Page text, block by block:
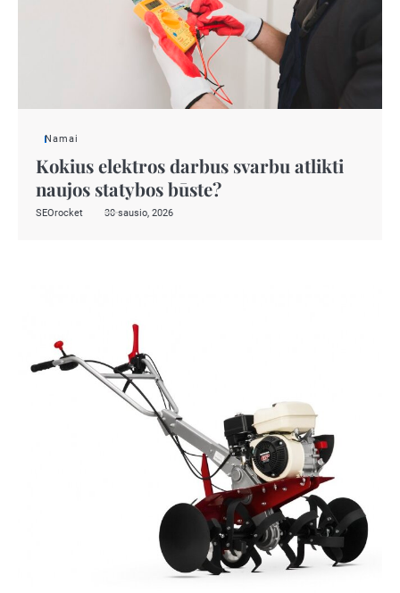
Namai
Kokius elektros darbus svarbu atlikti
naujos statybos būste?
SEOrocket 30 sausio, 2026